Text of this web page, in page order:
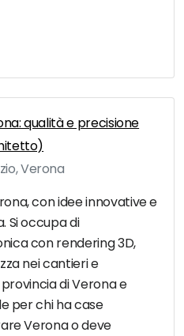
qualità e precisione
Verona
con idee innovative e
Si occupa di
con rendering 3D,
nei cantieri e
di Verona e
per chi ha case
Verona o deve